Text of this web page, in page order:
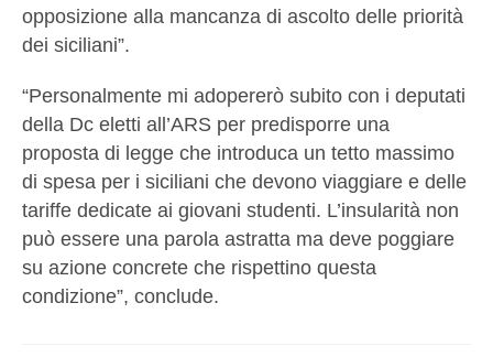
opposizione alla mancanza di ascolto delle priorità
dei siciliani”.
“Personalmente mi adopererò subito con i deputati
della Dc eletti all’ARS per predisporre una
proposta di legge che introduca un tetto massimo
di spesa per i siciliani che devono viaggiare e delle
tariffe dedicate ai giovani studenti. L’insularità non
può essere una parola astratta ma deve poggiare
su azione concrete che rispettino questa
condizione”, conclude.